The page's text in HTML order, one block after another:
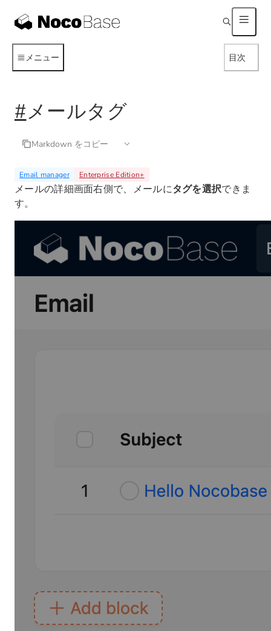
メニュー 目次
#メールタグ
Markdown をコピー
Email manager Enterprise Edition+
メールの詳細画面右側で、メールにタグを選択できま
す。